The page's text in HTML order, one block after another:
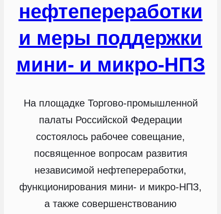
нефтепереработки
и меры поддержки
мини- и микро-НПЗ
На площадке Торгово-промышленной
палаты Российской Федерации
состоялось рабочее совещание,
посвященное вопросам развития
независимой нефтепереработки,
функционирования мини- и микро-НПЗ,
а также совершенствованию